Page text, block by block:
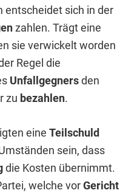
entscheidet sich in der
zahlen. Trägt eine
sie verwickelt worden
Regel die
Unfallgegnersden
zu bezahlen.
eine Teilschuld
sein, dass
die Kosten übernimmt.
welche vorGericht